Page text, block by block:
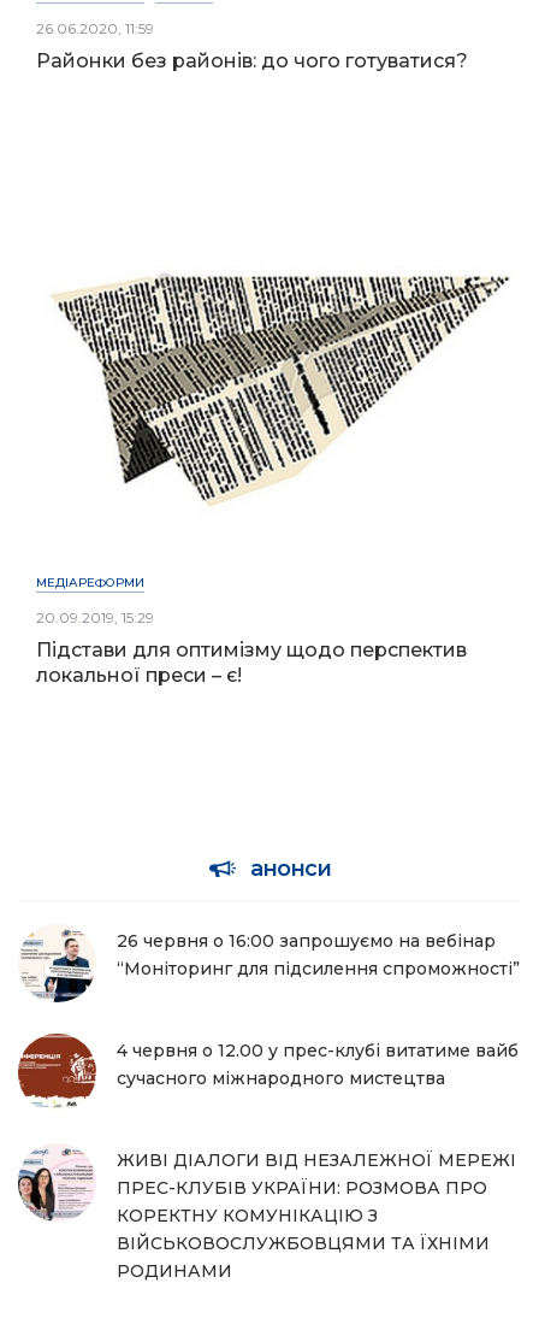
26.06.2020, 11:59
Районки без районів: до чого готуватися?
МЕДІАРЕФОРМИ
20.09.2019, 15:29
Підстави для оптимізму щодо перспектив
локальної преси – є!
анонси
26 червня о 16:00 запрошуємо на вебінар
“Моніторинг для підсилення спроможності”
4 червня о 12.00 у прес-клубі витатиме вайб
сучасного міжнародного мистецтва
ЖИВІ ДІАЛОГИ ВІД НЕЗАЛЕЖНОЇ МЕРЕЖІ
ПРЕС-КЛУБІВ УКРАЇНИ: РОЗМОВА ПРО
КОРЕКТНУ КОМУНІКАЦІЮ З
ВІЙСЬКОВОСЛУЖБОВЦЯМИ ТА ЇХНІМИ
РОДИНАМИ